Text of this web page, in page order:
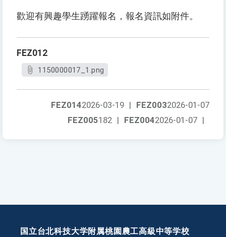
歡迎有興趣學生踴躍報名，報名資訊如附件。
FEZ012
1150000017_1.png
FEZ0032026-01-07
FEZ0142026-03-19 |
FEZ0042026-01-07 |
FEZ005182 |
国立台北科技大学附属桃園農工高級中等学校